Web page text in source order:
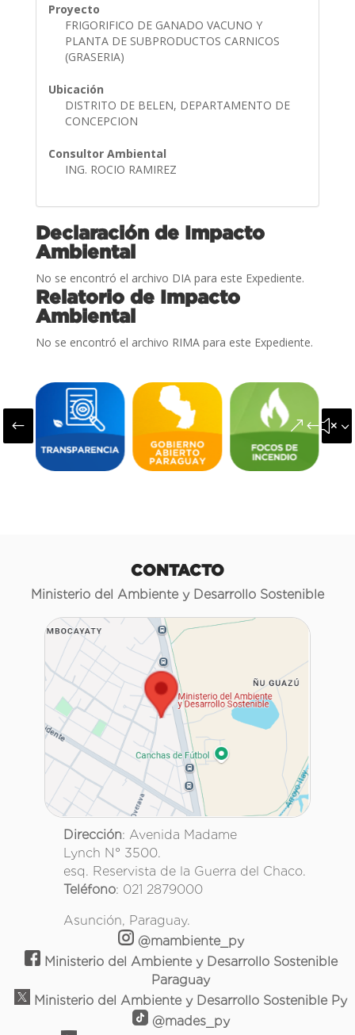
Proyecto
FRIGORIFICO DE GANADO VACUNO Y
PLANTA DE SUBPRODUCTOS CARNICOS
(GRASERIA)
Ubicación
DISTRITO DE BELEN, DEPARTAMENTO DE
CONCEPCION
Consultor Ambiental
ING. ROCIO RAMIREZ
Declaración de Impacto
Ambiental
No se encontró el archivo DIA para este Expediente.
Relatorio de Impacto
Ambiental
No se encontró el archivo RIMA para este Expediente.
#
CONTACTO
Ministerio del Ambiente y Desarrollo Sostenible
Dirección: Avenida Madame
Lynch N° 3500.
esq. Reservista de la Guerra del Chaco.
Teléfono: 021 2879000
Asunción, Paraguay.
@mambiente_py
Ministerio del Ambiente y Desarrollo Sostenible
Paraguay
Ministerio del Ambiente y Desarrollo Sostenible Py
@mades_py